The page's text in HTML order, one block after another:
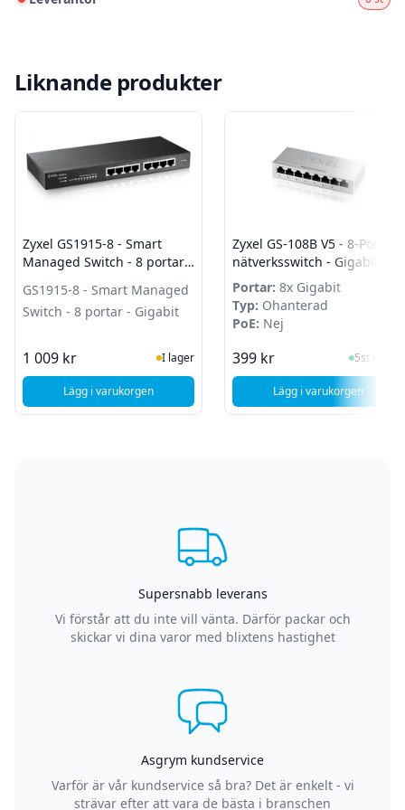
Liknande produkter
Zyxel GS1915-8 - Smart
Managed Switch - 8 portar -
GS1915-8 - Smart Managed
Switch - 8 portar - Gigabit
1 009 kr I Lager
I lager
Lägg i varukorgen, Zyxel GS1915-8 - Smart Managed Switch - 8 portar -
Zyxel GS-108B V5 - 8-Portars
nätverksswitch - Gigabit
Ethernet
Portar: 8x Gigabit
Typ: Ohanterad
PoE: Nej
399 kr I Lager
5st i lager
Lägg i varukorgen
, Zyxel GS-108B
Supersnabb leverans
Vi förstår att du inte vill vänta. Därför packar och
skickar vi dina varor med blixtens hastighet
Asgrym kundservice
Varför är vår kundservice så bra? Det är enkelt - vi
strävar efter att vara de bästa i branschen